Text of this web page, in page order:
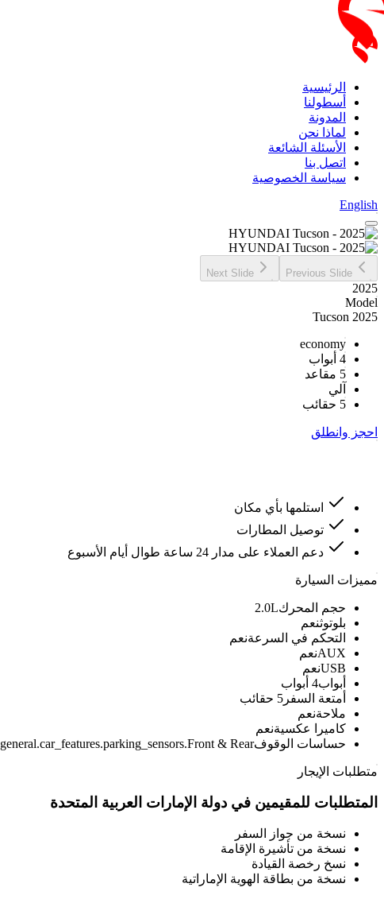
الرئيسية
أسطولنا
المدونة
لماذا نحن
الأسئلة الشائعة
اتصل بنا
سياسة الخصوصية
English
Previous Slide
Next Slide
2025
Model
2025 Tucson
economy
4 أبواب
5 مقاعد
آلي
5 حقائب
احجز وانطلق
استلمها بأي مكان
توصيل المطارات
دعم العملاء على مدار 24 ساعة طوال أيام الأسبوع
مميزات السيارة
حجم المحرك2.0L
بلوتوثنعم
التحكم في السرعةنعم
AUXنعم
USBنعم
أبواب4 أبواب
أمتعة السفر 5 حقائب
ملاحةنعم
كاميرا عكسيةنعم
حساسات الوقوفgeneral.car_features.parking_sensors.Front & Rear
متطلبات الإيجار
المتطلبات للمقيمين في دولة الإمارات العربية المتحدة
نسخة من جواز السفر
نسخة من تأشيرة الإقامة
نسخ رخصة القيادة
نسخة من بطاقة الهوية الإماراتية